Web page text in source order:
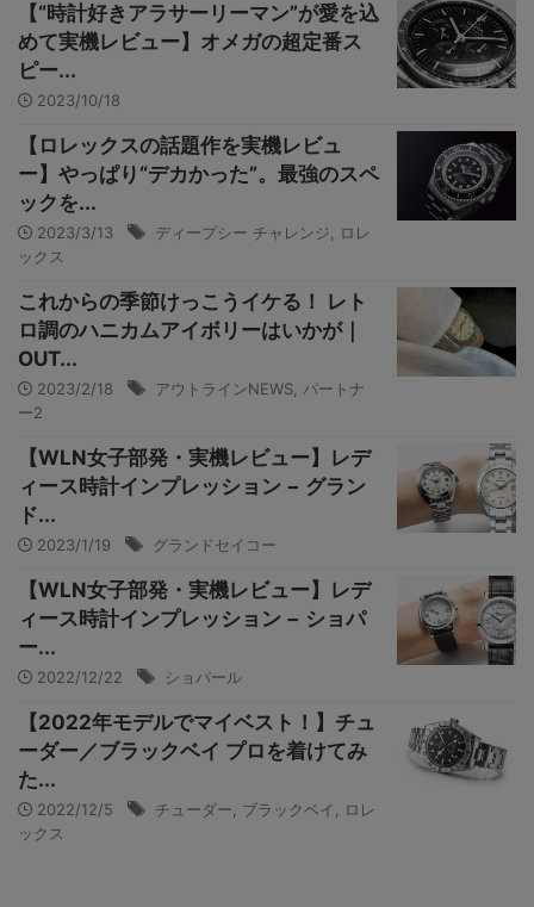
【“時計好きアラサーリーマン”が愛を込
めて実機レビュー】オメガの超定番ス
ピー...
2023/10/18
【ロレックスの話題作を実機レビュ
ー】やっぱり“デカかった”。最強のスペ
ックを...
2023/3/13 ディープシー チャレンジ
ロレ
ックス
これからの季節けっこうイケる！ レト
ロ調のハニカムアイボリーはいかが｜
OUT...
2023/2/18 アウトラインNEWS パートナ
ー2
【WLN女子部発・実機レビュー】レデ
ィース時計インプレッション − グラン
ド...
2023/1/19 グランドセイコー
【WLN女子部発・実機レビュー】レデ
ィース時計インプレッション − ショパ
ー...
2022/12/22 ショパール
【2022年モデルでマイベスト！】チュ
ーダー／ブラックベイ プロを着けてみ
た...
2022/12/5 チューダー ブラックベイ
ロレ
ックス